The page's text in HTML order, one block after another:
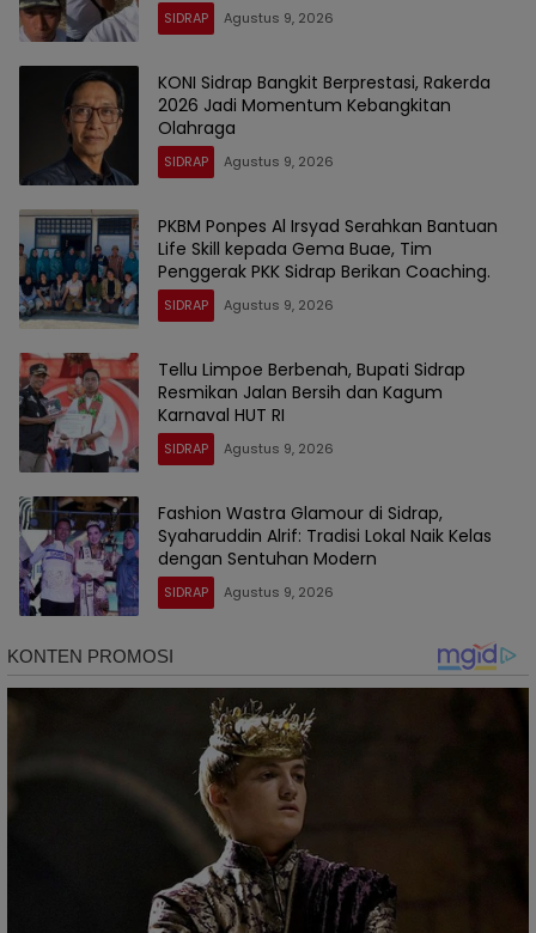
SIDRAP Agustus 9, 2026
KONI Sidrap Bangkit Berprestasi, Rakerda
2026 Jadi Momentum Kebangkitan
Olahraga
SIDRAP Agustus 9, 2026
PKBM Ponpes Al Irsyad Serahkan Bantuan
Life Skill kepada Gema Buae, Tim
Penggerak PKK Sidrap Berikan Coaching.
SIDRAP Agustus 9, 2026
Tellu Limpoe Berbenah, Bupati Sidrap
Resmikan Jalan Bersih dan Kagum
Karnaval HUT RI
SIDRAP Agustus 9, 2026
Fashion Wastra Glamour di Sidrap,
Syaharuddin Alrif: Tradisi Lokal Naik Kelas
dengan Sentuhan Modern
SIDRAP Agustus 9, 2026